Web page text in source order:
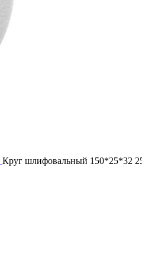
Круг шлифовальный 150*25*32